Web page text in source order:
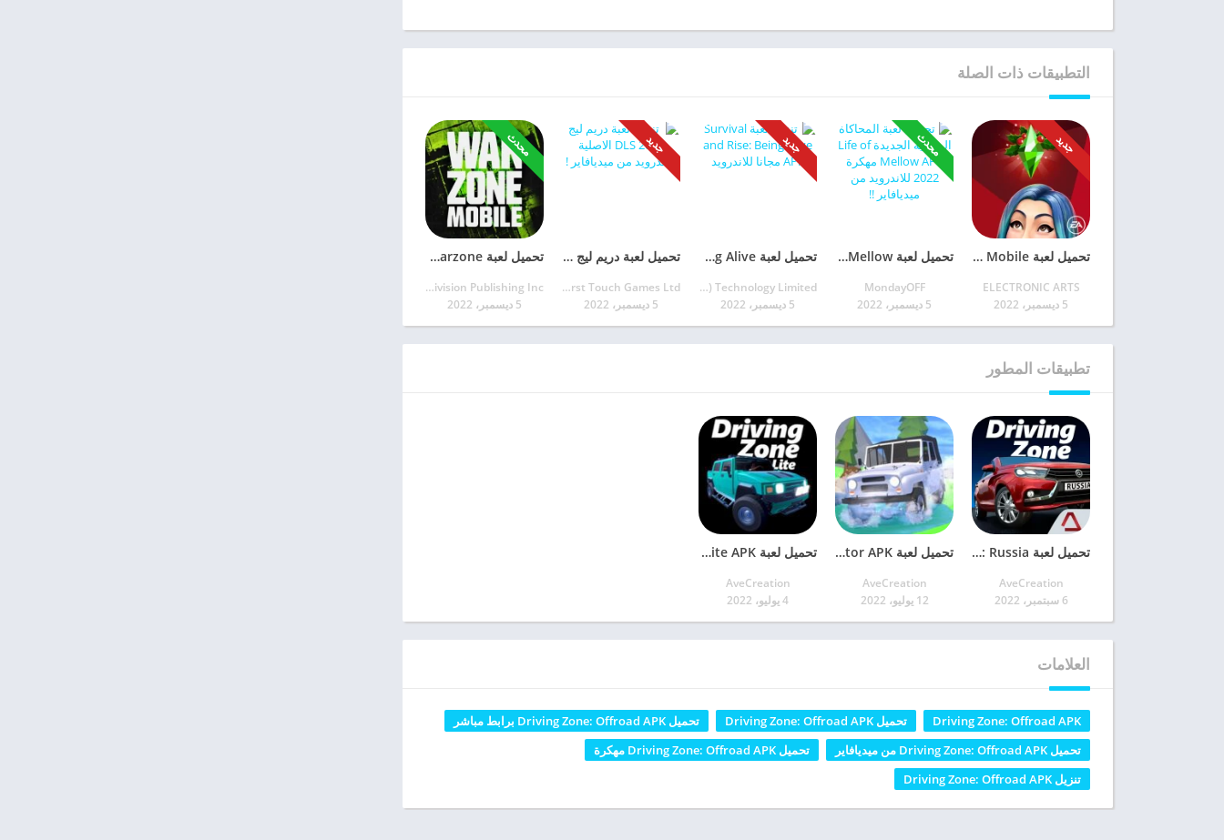
التطبيقات ذات الصلة
جديد
تحميل لعبة The Sims Mobile مهكرة 2023 آخر إصدار للأندرويد
ELECTRONIC ARTS
5 ديسمبر، 2022
محدث
تحميل لعبة Life of Mellow مهكرة 2023 آخر إصدار للأندرويد
MondayOFF
5 ديسمبر، 2022
جديد
تحميل لعبة Survival and Rise: Being Alive مجانا للأندرويد
VortexGravity (HK) Technology Limited
5 ديسمبر، 2022
جديد
تحميل لعبة دريم ليج DLS 2023 مهكرة للأندرويد
First Touch Games Ltd.
5 ديسمبر، 2022
محدث
تحميل لعبة Call of Duty Warzone آخر إصدار مجانا للأندرويد
Activision Publishing Inc.
5 ديسمبر، 2022
تطبيقات المطور
تحميل لعبة Driving Zone: Russia مهكرة 2022 آخر إصدار
AveCreation
6 سبتمبر، 2022
تحميل لعبة Offroad Racing Simulator APK آخر إصدار للأندرويد
AveCreation
12 يوليو، 2022
تحميل لعبة Driving Zone: Offroad Lite APK آخر إصدار للأندرويد
AveCreation
4 يوليو، 2022
العلامات
Driving Zone: Offroad APK تحميل Driving Zone: Offroad APK
تحميل Driving Zone: Offroad APK برابط مباشر
تحميل Driving Zone: Offroad APK من ميديافاير
تحميل Driving Zone: Offroad APK مهكرة
تنزيل Driving Zone: Offroad APK